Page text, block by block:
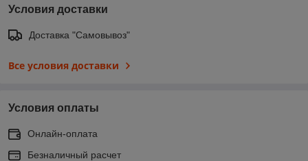
Условия доставки
Доставка "Самовывоз"
Все условия доставки
Условия оплаты
Онлайн-оплата
Безналичный расчет